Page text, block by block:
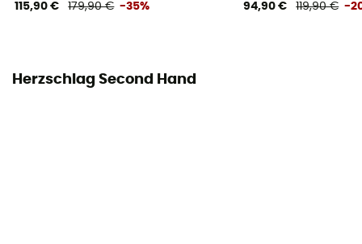
115,90 € 179,90 € -35% 94,90 € 119,90 € -
Herzschlag Second Hand